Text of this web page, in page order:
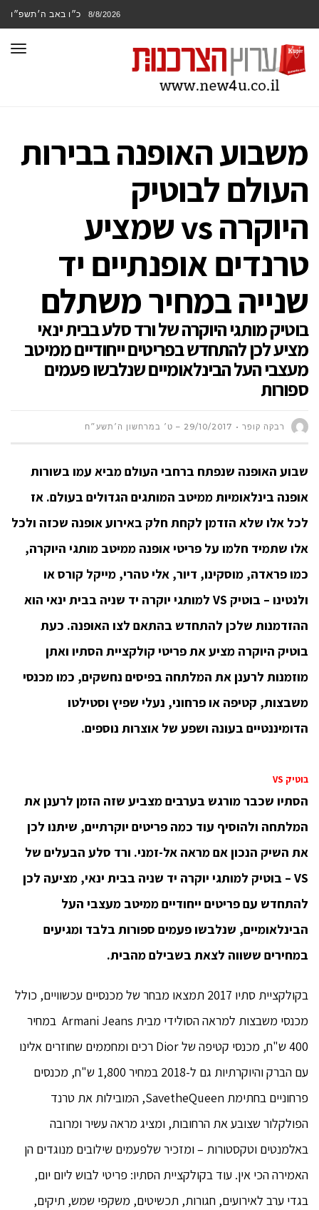
8/8/2026 כ״ו באב ה׳תשפ״ו
משבוע האופנה בבירות
העולם לבוטיק
היוקרה vs שמציע
טרנדים אופנתיים יד
שנייה במחיר משתלם
בוטיק מותגי היוקרה של ורד סלע בבית ינאי
מציע לכן להתחדש בפריטים ייחודיים ממיטב
מעצבי העל הבינלאומיים שנלבשו פעמים
ספורות
רבקה קופר 29/10/2017 – ט׳ במרחשון ה׳תשע״ח
שבוע האופנה שנפתח ברחבי העולם מביא עמו בשורות
אופנה בינלאומיות ממיטב המותגים הגדולים בעולם. אז
לכל אלו שלא הזדמן לקחת חלק באירוע אופנה שכזה ולכל
אלו שתמיד חלמו על פריטי אופנה ממיטב מותגי היוקרה,
כמו פראדה, מוסקינו, דיור, אלי טהרי, מייקל קורס או
ולנטינו – בוטיק VS למותגי יוקרה יד שניה בבית ינאי הוא
ההזדמנות שלכן להתחדש בהתאם לצו האופנה. כעת
בוטיק היוקרה מציע את פריטי קולקציית הסתיו ואתן
מוזמנות לרענן את המלתחה בפיסים נחשקים, כמו מכנסי
משבצות, קטיפה או פרחוני, נעלי שפיץ וסטילטו
הדומיננטיים בעונה ושפע של אוצרות נוספים.
בוטיק VS
הסתיו שכבר מורגש בערבים מצביע שזה הזמן לרענן את
המלתחה ולהוסיף עוד כמה פריטים יוקרתיים, שיתנו לכן
את השיק הנכון אם מראה אל-זמני. ורד סלע הבעלים של
VS – בוטיק למותגי יוקרה יד שניה בבית ינאי, מציעה לכן
להתחדש עם פריטים ייחודיים ממיטב מעצבי העל
הבינלאומיים, שנלבשו פעמים ספורות בלבד ומגיעים
במחירים ששווה לצאת בשבילם מהבית.
בקולקציית סתיו 2017 תמצאו מבחר של מכנסיים עכשוויים, כולל
מכנסי משבצות למראה הסולידי מבית Armani Jeans במחיר
400 ש"ח, מכנסי קטיפה של Dior רכים ומחממים שחוזרים אלינו
עם הברק והיוקרתיות גם ל-2018 במחיר 1,800 ש"ח, מכנסים
פרחוניים בחתימת SavetheQueen, המובילות את טרנד
הפולקלור שצובע את הרחובות, ומציג מראה עשיר ומרובה
באלמנטים וטקסטורות – ומזכיר שלפעמים שילובים מנוגדים הן
האמירה הכי אין. עוד בקולקציית הסתיו: פריטי לבוש ליום יום,
בגדי ערב לאירועים, חגורות, תכשיטים, משקפי שמש, תיקים,